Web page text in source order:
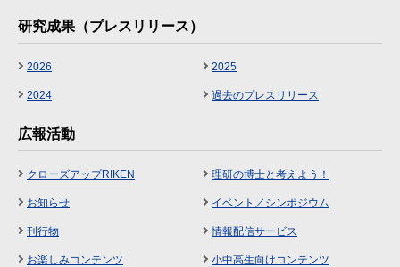
研究成果（プレスリリース）
2026 2025
2024 過去のプレスリリース
広報活動
クローズアップRIKEN 理研の博士と考えよう！
お知らせ イベント／シンポジウム
刊行物 情報配信サービス
お楽しみコンテンツ 小中高生向けコンテンツ